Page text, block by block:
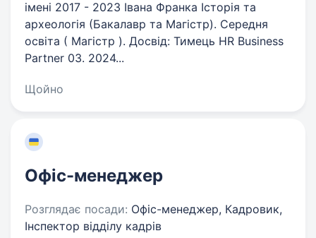
імені 2017 - 2023 Івана Франка Історія та
археологія (Бакалавр та Магістр). Середня
освіта ( Магістр ). Досвід: Тимець HR Business
Partner 03. 2024...
Щойно
Офіс-менеджер
Розглядає посади: Офіс-менеджер, Кадровик,
Інспектор відділу кадрів